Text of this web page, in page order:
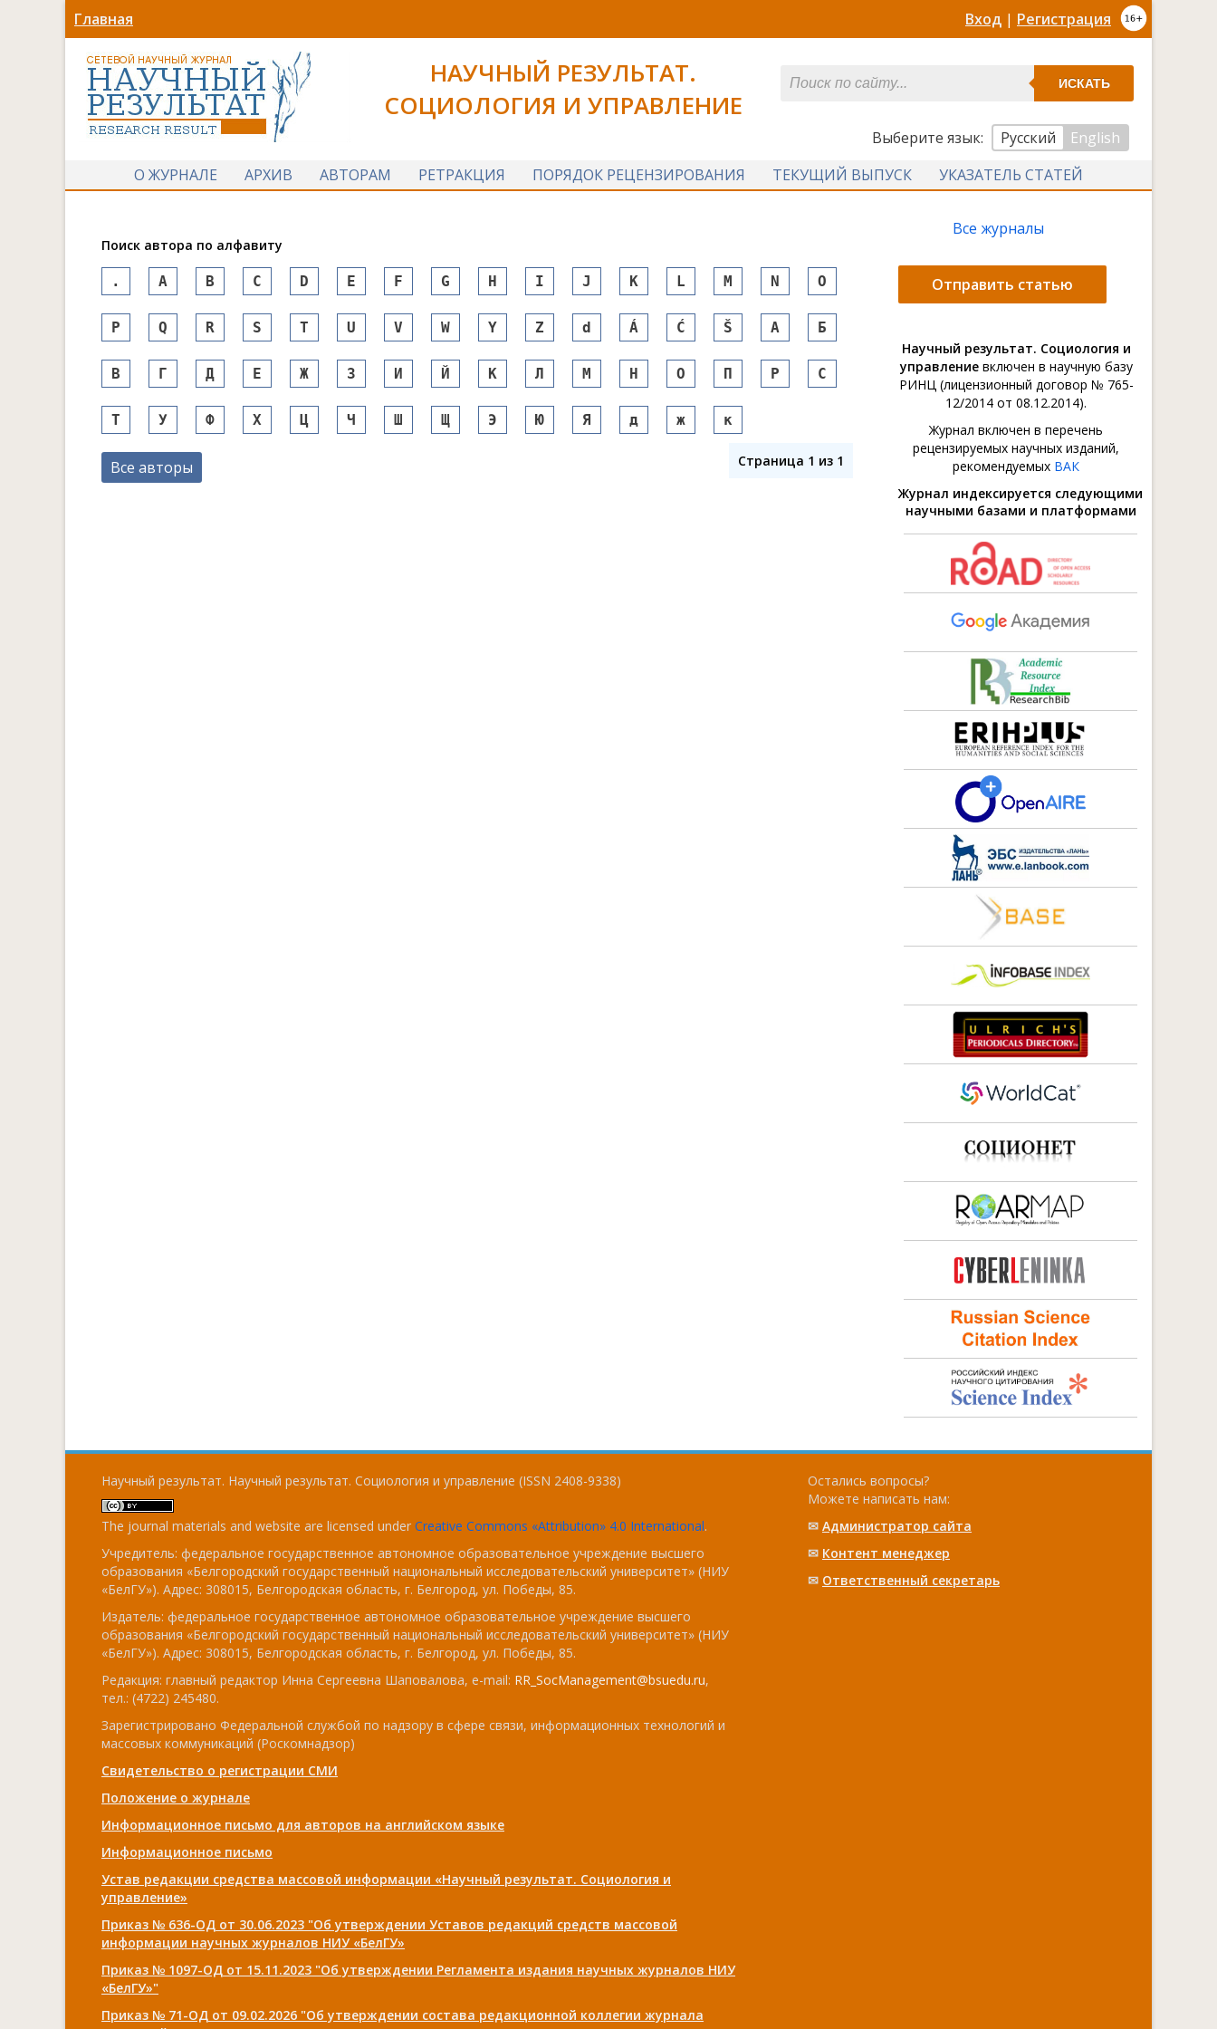
Главная Вход | Регистрация
НАУЧНЫЙ РЕЗУЛЬТАТ.
СОЦИОЛОГИЯ И УПРАВЛЕНИЕ
ИСКАТЬ
Выберите язык: Русский
English
О ЖУРНАЛЕ
АРХИВ АВТОРАМ РЕТРАКЦИЯ ПОРЯДОК РЕЦЕНЗИРОВАНИЯ ТЕКУЩИЙ ВЫПУСК УКАЗАТЕЛЬ СТАТЕЙ
Поиск автора по алфавиту
. A B C D E F G H I J K L M N O
P Q R S T U V W Y Z d Á Ć Š А Б
В Г Д Е Ж З И Й К Л М Н О П Р С
Т У Ф Х Ц Ч Ш Щ Э Ю Я д ж к
Страница 1 из 1
Все авторы
Все журналы
Отправить статью
Научный результат. Социология и
управлениевключен в научную базу
РИНЦ (лицензионный договор № 765-
12/2014 от 08.12.2014).
Журнал включен в перечень
рецензируемых научных изданий,
рекомендуемых ВАК
Журнал индексируется следующими
научными базами и платформами
Научный результат. Научный результат. Социология и управление (ISSN 2408-9338)
The journal materials and website are licensed under Creative Commons «Attribution» 4.0 International.
Учредитель: федеральное государственное автономное образовательное учреждение высшего
образования «Белгородский государственный национальный исследовательский университет» (НИУ
«БелГУ»). Адрес: 308015, Белгородская область, г. Белгород, ул. Победы, 85.
Издатель: федеральное государственное автономное образовательное учреждение высшего
образования «Белгородский государственный национальный исследовательский университет» (НИУ
«БелГУ»). Адрес: 308015, Белгородская область, г. Белгород, ул. Победы, 85.
Редакция: главный редактор Инна Сергеевна Шаповалова, e-mail: RR_SocManagement@bsuedu.ru,
тел.: (4722) 245480.
Зарегистрировано Федеральной службой по надзору в сфере связи, информационных технологий и
массовых коммуникаций (Роскомнадзор)
Свидетельство о регистрации СМИ
Положение о журнале
Информационное письмо для авторов на английском языке
Информационное письмо
Устав редакции средства массовой информации «Научный результат. Социология и
управление»
Приказ № 636-ОД от 30.06.2023 "Об утверждении Уставов редакций средств массовой
информации научных журналов НИУ «БелГУ»
Приказ № 1097-ОД от 15.11.2023 "Об утверждении Регламента издания научных журналов НИУ
«БелГУ»"
Приказ № 71-ОД от 09.02.2026 "Об утверждении состава редакционной коллегии журнала
Остались вопросы?
Можете написать нам:
✉ Администратор сайта
✉ Контент менеджер
✉ Ответственный cекретарь